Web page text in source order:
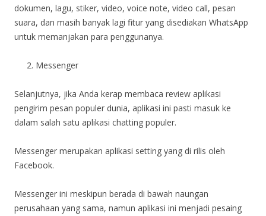
dokumen, lagu, stiker, video, voice note, video call, pesan
suara, dan masih banyak lagi fitur yang disediakan WhatsApp
untuk memanjakan para penggunanya.
Messenger
Selanjutnya, jika Anda kerap membaca review aplikasi
pengirim pesan populer dunia, aplikasi ini pasti masuk ke
dalam salah satu aplikasi chatting populer.
Messenger merupakan aplikasi setting yang di rilis oleh
Facebook.
Messenger ini meskipun berada di bawah naungan
perusahaan yang sama, namun aplikasi ini menjadi pesaing